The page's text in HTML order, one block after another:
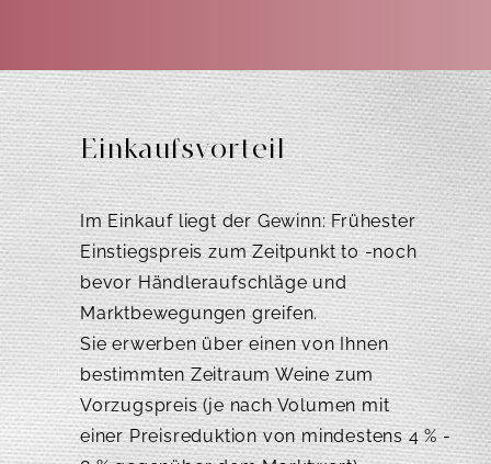
Einkaufsvorteil
Im Einkauf liegt der Gewinn: Frühester
Einstiegspreis zum Zeitpunkt t0 -noch
bevor Händleraufschläge und
Marktbewegungen greifen.
Sie erwerben über einen von Ihnen
bestimmten Zeitraum Weine zum
Vorzugspreis (je nach Volumen mit
einer Preisreduktion von mindestens 4 % -